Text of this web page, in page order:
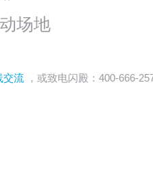
场地
交流，或致电闪殿：400-666-